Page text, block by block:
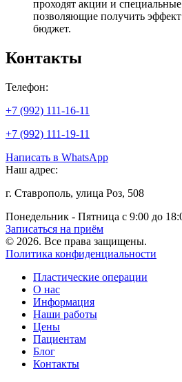
проходят акции и
позволяющие получить
бюджет.
Контакты
Телефон:
+7 (992) 111-16-11
+7 (992) 111-19-11
Написать в WhatsApp
Наш адрес:
г. Ставрополь, улица Роз, 508
Понедельник - Пятница с 9:00 до
Записаться на приём
© 2026. Все права защищены.
Политика конфиденциальности
Пластические операции
О нас
Информация
Наши работы
Цены
Пациентам
Блог
Контакты